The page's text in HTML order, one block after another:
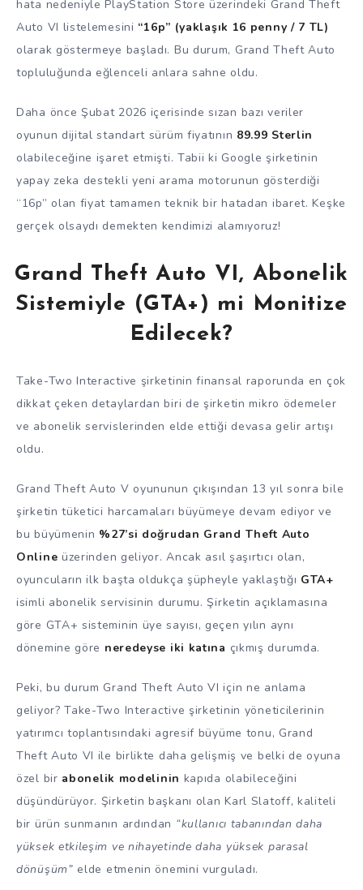
hata nedeniyle PlayStation Store üzerindeki Grand Theft
Auto VI listelemesini “16p” (yaklaşık 16 penny / 7 TL)
olarak göstermeye başladı. Bu durum, Grand Theft Auto
topluluğunda eğlenceli anlara sahne oldu.
Daha önce Şubat 2026 içerisinde sızan bazı veriler
oyunun dijital standart sürüm fiyatının 89.99 Sterlin
olabileceğine işaret etmişti. Tabii ki Google şirketinin
yapay zeka destekli yeni arama motorunun gösterdiği
“16p” olan fiyat tamamen teknik bir hatadan ibaret. Keşke
gerçek olsaydı demekten kendimizi alamıyoruz!
Grand Theft Auto VI, Abonelik
Sistemiyle (GTA+) mi Monitize
Edilecek?
Take-Two Interactive şirketinin finansal raporunda en çok
dikkat çeken detaylardan biri de şirketin mikro ödemeler
ve abonelik servislerinden elde ettiği devasa gelir artışı
oldu.
Grand Theft Auto V oyununun çıkışından 13 yıl sonra bile
şirketin tüketici harcamaları büyümeye devam ediyor ve
bu büyümenin %27’si doğrudan Grand Theft Auto
Online üzerinden geliyor. Ancak asıl şaşırtıcı olan,
oyuncuların ilk başta oldukça şüpheyle yaklaştığı GTA+
isimli abonelik servisinin durumu. Şirketin açıklamasına
göre GTA+ sisteminin üye sayısı, geçen yılın aynı
dönemine göre neredeyse iki katına çıkmış durumda.
Peki, bu durum Grand Theft Auto VI için ne anlama
geliyor? Take-Two Interactive şirketinin yöneticilerinin
yatırımcı toplantısındaki agresif büyüme tonu, Grand
Theft Auto VI ile birlikte daha gelişmiş ve belki de oyuna
özel bir abonelik modelinin kapıda olabileceğini
düşündürüyor. Şirketin başkanı olan Karl Slatoff, kaliteli
bir ürün sunmanın ardından “kullanıcı tabanından daha
yüksek etkileşim ve nihayetinde daha yüksek parasal
dönüşüm” elde etmenin önemini vurguladı.